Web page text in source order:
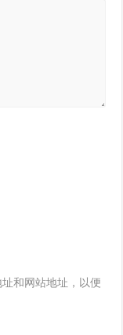
和网站地址，以便